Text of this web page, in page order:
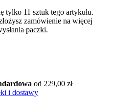
tylko 11 sztuk tego artykułu.
zamówienie na więcej
paczki.
od 229,00 zł
i dostawy